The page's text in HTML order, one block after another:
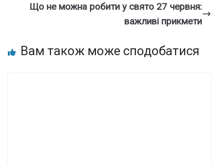
Що не можна робити у свято 27 червня:
важливі прикмети
Вам також може сподобатися